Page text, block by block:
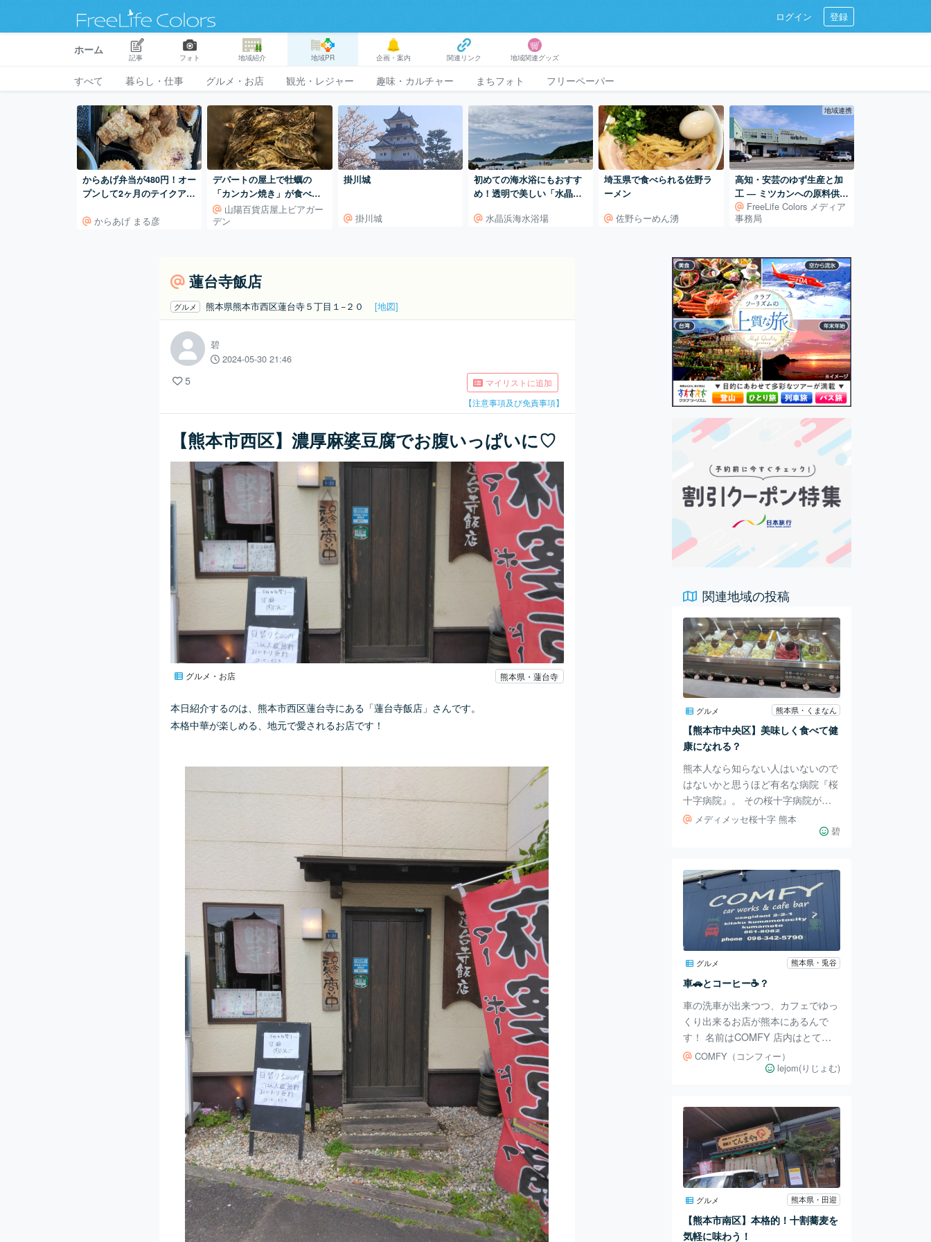
ログイン 登録
ホーム
記事 フォト 地域紹介 地域PR 企画・案内 関連リンク 地域関連グッズ
すべて 暮らし・仕事 グルメ・お店 観光・レジャー 趣味・カルチャー まちフォト フリーペーパー
からあげ弁当が480円！オー
プンして2ヶ月のテイクアウ
品も充実！
からあげ まる彦
デパートの屋上で牡蠣の
「カンカン焼き」が食べら
れるのは3月30日まで！
山陽百貨店屋上ビアガー
デン
掛川城
掛川城
初めての海水浴にもおすす
め！透明で美しい「水晶浜
水晶浜海水浴場
埼玉県で食べられる佐野ラ
ーメン
佐野らーめん湧
地域連携
高知・安芸のゆず生産と加
工 ― ミツカンへの原料供給
を支える仕組み
FreeLife Colors メディア
事務局
蓮台寺飯店
グルメ 熊本県熊本市西区蓮台寺５丁目１−２０ [地図]
碧
2024-05-30 21:46
5
マイリストに追加
【注意事項及び免責事項】
【熊本市西区】濃厚麻婆豆腐でお腹いっぱいに♡
グルメ・お店 熊本県・蓮台寺
本日紹介するのは、熊本市西区蓮台寺にある「蓮台寺飯店」さんです。
本格中華が楽しめる、地元で愛されるお店です！
関連地域の投稿
グルメ 熊本県・くまなん
【熊本市中央区】美味しく食べて健
康になれる？
熊本人なら知らない人はいないので
はないかと思うほど有名な病院『桜
十字病院』。 その桜十字病院が展
開している、健康診断専門病院が
『メディメッセ桜十字』です。 健
の施設にジェラートショップとカフ
ェがあることを御存知でしょうか？
健康診断など関係なく、誰でも利用
できます。 とはいえ、なかなか足
を踏み込みづらい…ということで行
ってきました！ 場所は、熊本市中
央区平成にあるスーパー『サンリブ
くまなん店』の3階にあります。 エ
スカレーターを上が
メディメッセ桜十字 熊本
碧
グルメ 熊本県・兎谷
車🚗とコーヒー☕️？
車の洗車が出来つつ、カフェでゆっ
くり出来るお店が熊本にあるんで
す！ 名前はCOMFY 店内はとても
アメリカンな感じですごくオシャレ
🇺🇸 食べ物や飲み物のメニューが
限定のハワイワンコーヒー☕️を頂き
ました！ ノーマルなケチャップと
ニンニク入りのケチャップ、そして
普通のマスタードとピクルス入りの
マスタード！４種類もソースを持っ
てきてくださって、自分好みのホッ
トドッグに❣️ ハワイアンコーヒー
は、豆にフレーバーが付いていて、
COMFY（コンフィー）
lejom(りじょむ)
グルメ 熊本県・田迎
【熊本市南区】本格的！十割蕎麦を
気軽に味わう！